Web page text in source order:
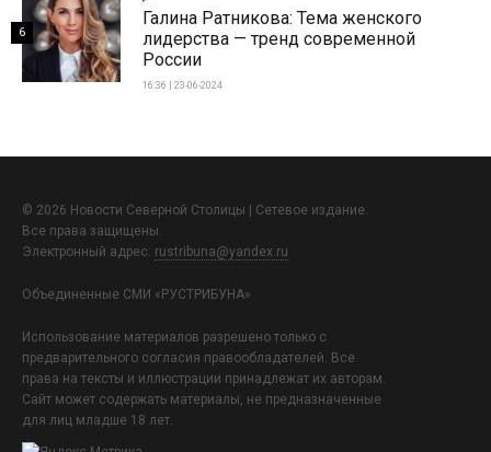
Галина Ратникова: Тема женского
лидерства — тренд современной
России
16:36 | 23-06-2024
6
© 2026 Новости Северной Столицы | Сетевое издание.
Все права защищены.
Электронный адрес: rustribuna@yandex.ru
Объединенные СМИ «РУСТРИБУНА»
Использование материалов разрешено только с
предварительного согласия правообладателей. Все
права на тексты и иллюстрации принадлежат их авторам.
Сайт может содержать материалы, не предназначенные
для лиц младше 18 лет.